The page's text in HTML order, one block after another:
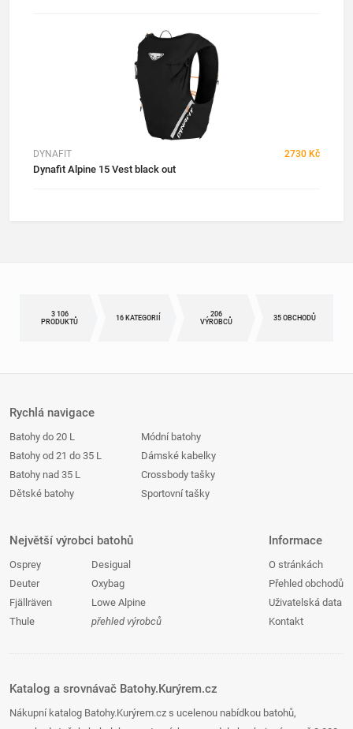
DYNAFIT 2730 Kč
Dynafit Alpine 15 Vest black out
3 106
PRODUKTŮ
16 KATEGORIÍ
206
VÝROBCŮ
35 OBCHODŮ
Rychlá navigace
Batohy do 20 L
Batohy od 21 do 35 L
Batohy nad 35 L
Dětské batohy
Módní batohy
Dámské kabelky
Crossbody tašky
Sportovní tašky
Největší výrobci batohů
Osprey
Deuter
Fjällräven
Thule
Desigual
Oxybag
Lowe Alpine
přehled výrobců
Informace
O stránkách
Přehled obchodů
Uživatelská data
Kontakt
Katalog a srovnávač Batohy.Kurýrem.cz
Nákupní katalog Batohy.Kurýrem.cz s ucelenou nabídkou batohů,